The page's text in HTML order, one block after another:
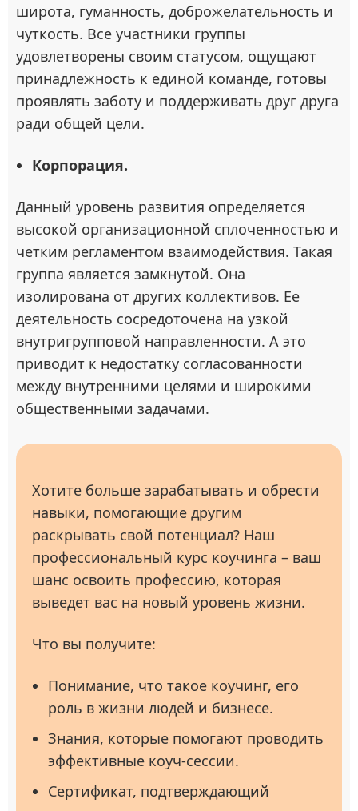
широта, гуманность, доброжелательность и
чуткость. Все участники группы
удовлетворены своим статусом, ощущают
принадлежность к единой команде, готовы
проявлять заботу и поддерживать друг друга
ради общей цели.
Корпорация.
Данный уровень развития определяется
высокой организационной сплоченностью и
четким регламентом взаимодействия. Такая
группа является замкнутой. Она
изолирована от других коллективов. Ее
деятельность сосредоточена на узкой
внутригрупповой направленности. А это
приводит к недостатку согласованности
между внутренними целями и широкими
общественными задачами.
Хотите больше зарабатывать и обрести
навыки, помогающие другим
раскрывать свой потенциал? Наш
профессиональный курс коучинга – ваш
шанс освоить профессию, которая
выведет вас на новый уровень жизни.
Что вы получите:
Понимание, что такое коучинг, его
роль в жизни людей и бизнесе.
Знания, которые помогают проводить
эффективные коуч-сессии.
Сертификат, подтверждающий